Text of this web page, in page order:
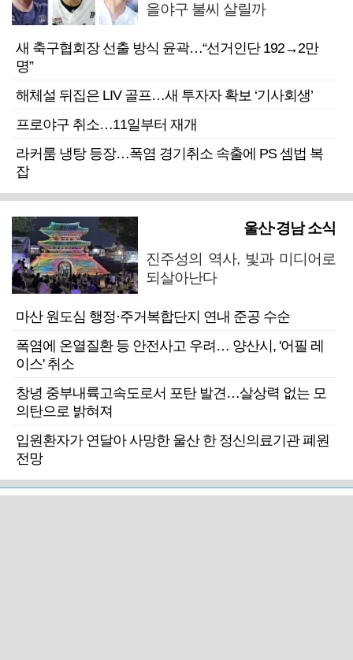
을야구 불씨 살릴까
새 축구협회장 선출 방식 윤곽…“선거인단 192→2만
명”
해체설 뒤집은 LIV 골프…새 투자자 확보 ‘기사회생’
프로야구 취소…11일부터 재개
라커룸 냉탕 등장…폭염 경기취소 속출에 PS 셈법 복
잡
울산·경남 소식
진주성의 역사, 빛과 미디어로
되살아난다
마산 원도심 행정·주거복합단지 연내 준공 수순
폭염에 온열질환 등 안전사고 우려… 양산시, '어필 레
이스' 취소
창녕 중부내륙고속도로서 포탄 발견…살상력 없는 모
의탄으로 밝혀져
입원환자가 연달아 사망한 울산 한 정신의료기관 폐원
전망